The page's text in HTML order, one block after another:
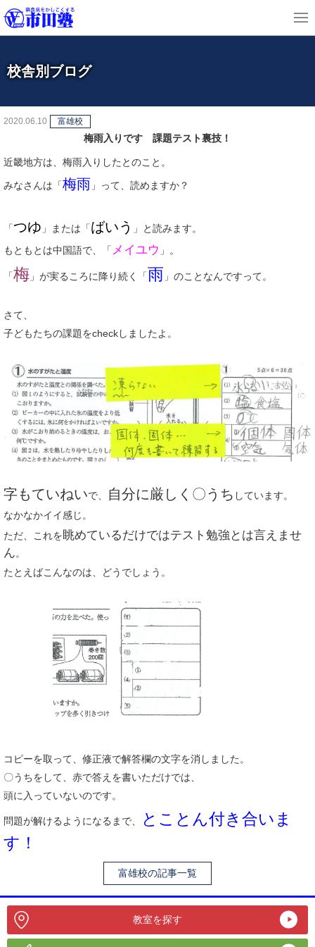
校舎別ブログ
2020.06.10 富雄校
梅雨入りです 課題テスト裏技！
近畿地方は、梅雨入りしたとのこと。
みなさんは「梅雨 」って、読めますか？
「つゆ 」または「ばいう
」と読みます。
もともとは中国語で、「 メイユウ 」。
「梅 」が実るころに降り続く「雨 」のことなんですって。
さて、
子どもたちの課題をcheckしましたよ。
字もていねいで、 自分に厳しく〇うち しています。
なかなかイイ感じ。
ただ、これを眺めているだけではテスト勉強とは言えませ
ん。
たとえばこんなのは、どうでしょう。
コピーを取って、修正液で解答欄の文字を消しました。
〇うちをして、赤で答えを書いただけでは、
頭に入っていないのです。
問題が解けるようになるまで、
とことん付き合いま
す！
富雄校の記事一覧
教室を探す